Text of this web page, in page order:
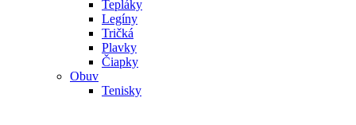
Tepláky
Legíny
Tričká
Plavky
Čiapky
Obuv
Tenisky